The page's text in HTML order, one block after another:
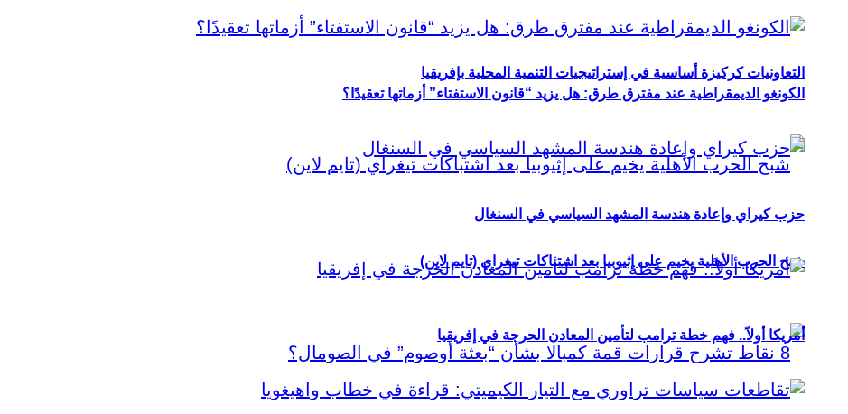
التعاونيات كركيزة أساسية في إستراتيجيات التنمية المحلية بإفريقيا
شبح الحرب الأهلية يخيم على إثيوبيا بعد اشتباكات تيغراي (تايم لاين)
الكونغو الديمقراطية عند مفترق طرق: هل يزيد “قانون الاستفتاء” أزماتها تعقيدًا؟
حزب كيراي وإعادة هندسة المشهد السياسي في السنغال
أمريكا أولاً.. فهم خطة ترامب لتأمين المعادن الحرجة في إفريقيا